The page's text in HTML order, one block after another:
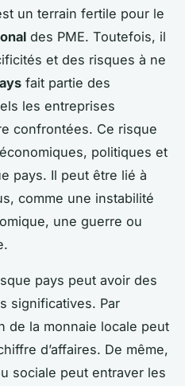
un terrain fertile pour le
des PME. Toutefois, il
et des risques à ne
fait partie des
les entreprises
confrontées. Ce risque
politiques et
pays. Il peut être lié à
comme une instabilité
une guerre ou
pays peut avoir des
significatives. Par
de la monnaie locale peut
d’affaires. De même,
sociale peut entraver les